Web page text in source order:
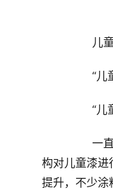
　　
　　“
　　“
　　一
构对儿童漆进
提升，不少涂